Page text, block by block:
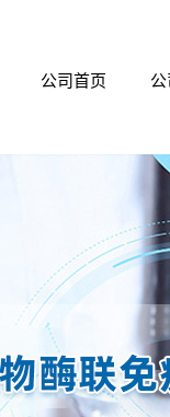
公司首页